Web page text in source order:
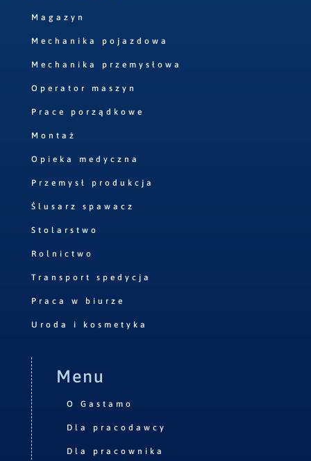
Magazyn
Mechanika pojazdowa
Mechanika przemysłowa
Operator maszyn
Prace porządkowe
Montaż
Opieka medyczna
Przemysł produkcja
Ślusarz spawacz
Stolarstwo
Rolnictwo
Transport spedycja
Praca w biurze
Uroda i kosmetyka
Menu
O Gastamo
Dla pracodawcy
Dla pracownika